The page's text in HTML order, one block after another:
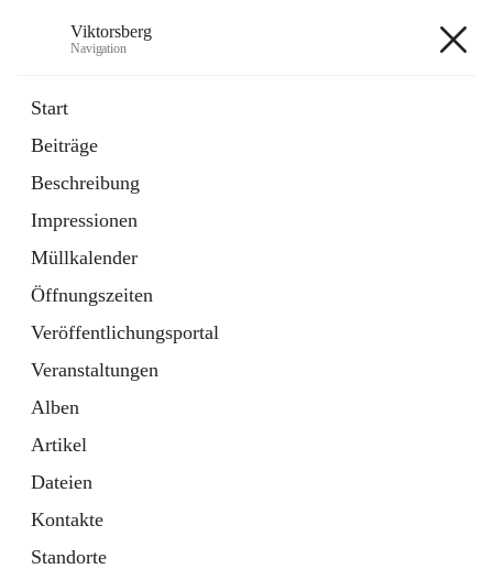
Viktorsberg
Navigation
Start
Beiträge
Beschreibung
Impressionen
Müllkalender
Öffnungszeiten
Veröffentlichungsportal
Veranstaltungen
Alben
Artikel
Dateien
Kontakte
Standorte
1 Schnellzugriff
Bürgerservice
10 Schnellzugriffe